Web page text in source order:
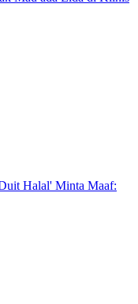
Halal' Minta Maaf: